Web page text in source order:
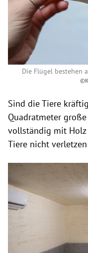
Die Flügel bestehen
Sind die Tiere
Quadratmeter
vollständig mit
Tiere nicht